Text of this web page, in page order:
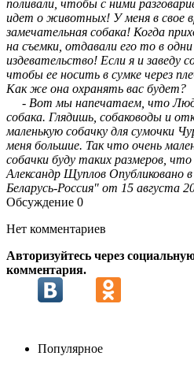
поливали, чтобы с ними
идет о животных! У меня в свое
замечательная собака! Когда
на съемки, отдавали его то в
издевательство! Если я и заведу
чтобы ее носить в сумке через
Как же она охранять вас
- Вот мы напечатаем, что
собака. Глядишь, собаководы и
маленькую собачку для сумочки
меня большие. Так что очень
собачки буду таких размеров,
Александр Щуплов
Беларусь-Россия" от 15 августа
Обсуждение 0
Нет комментариев
Авторизуйтесь через
комментария.
Популярное